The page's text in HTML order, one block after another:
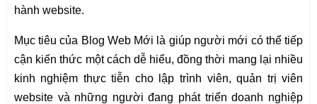
hành website.
Mục tiêu của Blog Web Mới là giúp người mới có thể tiếp
cận kiến thức một cách dễ hiểu, đồng thời mang lại nhiều
kinh nghiệm thực tiễn cho lập trình viên, quản trị viên
website và những người đang phát triển doanh nghiệp